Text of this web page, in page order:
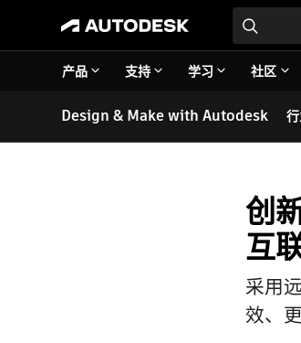
产品 支持 学习 社区
Design & Make with Autodesk
创
互
采用
效、